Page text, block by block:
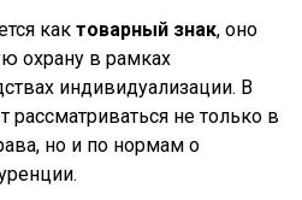
кактоварный знак, оно
охрану в рамках
индивидуализации. В
рассматриваться не только в
но и по нормам о